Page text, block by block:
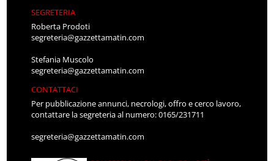
SEGRETERIA
Roberta Prodoti
segreteria@gazzettamatin.com
Stefania Muscolo
segreteria@gazzettamatin.com
CONTATTACI
Per pubblicazione annunci, necrologi, offro e cerco lavoro,
contattare la segreteria al numero: 0165/231711
segreteria@gazzettamatin.com